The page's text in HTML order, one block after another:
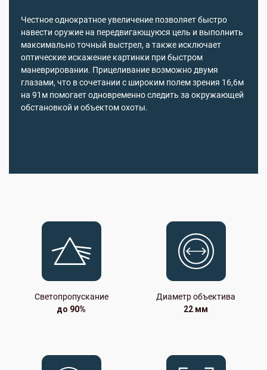
Честное однократное увеличение позволяет быстро
навести оружие на передвигающуюся цель и выполнить
максимально точный выстрел, а также исключает
оптические искажение картинки при быстром
маневрировании. Прицеливание возможно двумя
глазами, что в сочетании с широким полем зрения 16,6м
на 91м помогает одновременно следить за окружающей
обстановкой и объектом охоты.
Светопропускание
до 90%
Диаметр объектива
22 мм